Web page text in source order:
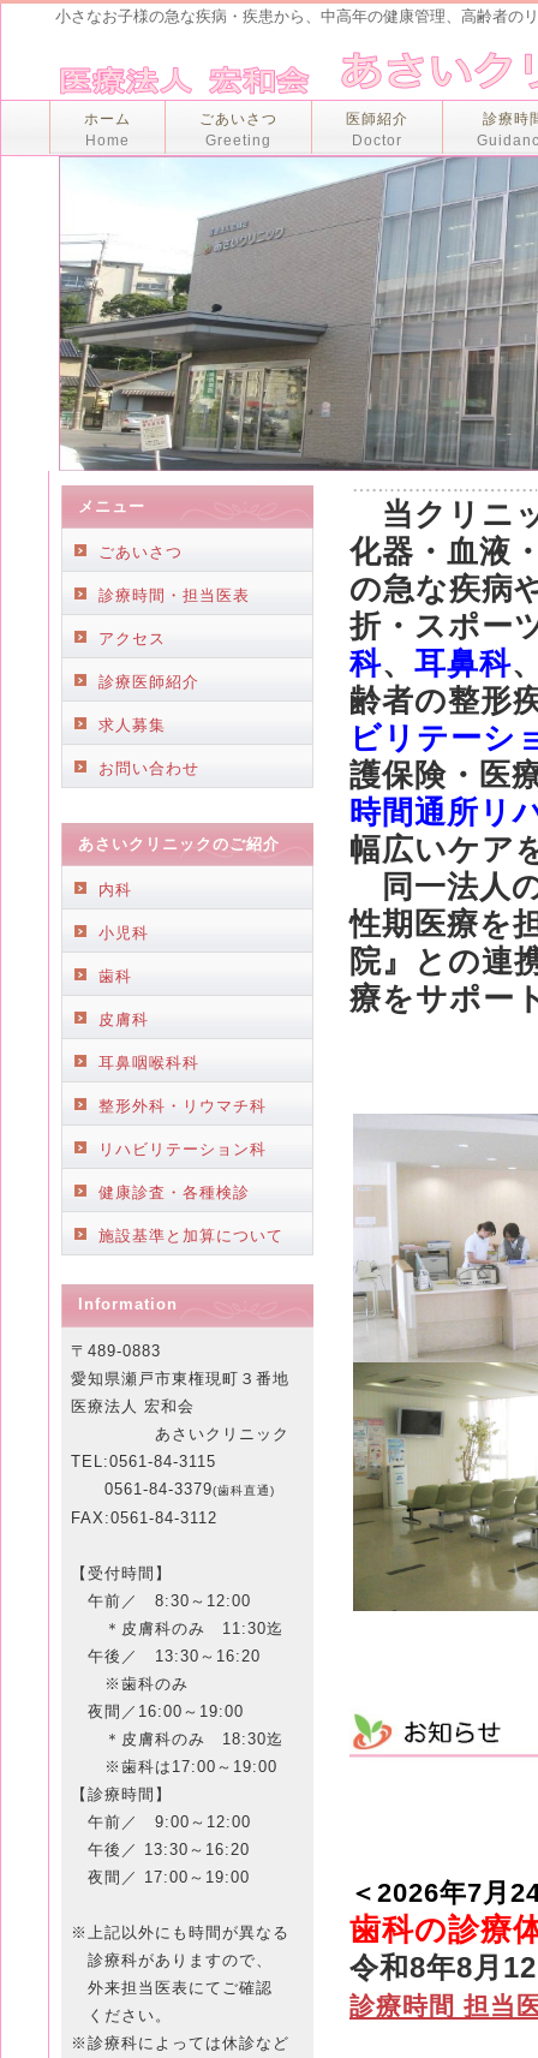
小さなお子様の急な疾病・疾患から、中高年の健康管理、高齢者の
ホーム
Home
ごあいさつ
Greeting
医師紹介
Doctor
診療時
当クリニ
化器・血液
の急な疾病
折・スポー
科、 耳鼻科
齢者の整形
ビリテーシ
護保険・医
時間通所リ
幅広いケア
同一法人
性期医療を
院』との連
療をサポー
＜2026年7月
歯科の診療
令和8年8月
診療時間 担当
メニュー
ごあいさつ
診療時間・担当医表
アクセス
診療医師紹介
求人募集
お問い合わせ
あさいクリニックのご紹介
内科
小児科
歯科
皮膚科
耳鼻咽喉科科
整形外科・リウマチ科
リハビリテーション科
健康診査・各種検診
施設基準と加算について
Information
〒489-0883
愛知県瀬戸市東権現町３番地
医療法人 宏和会
あさいクリニック
TEL:0561-84-3115
0561-84-3379(歯科直通)
FAX:0561-84-3112
【受付時間】
午前／ 8:30～12:00
＊皮膚科のみ 11:30迄
午後／ 13:30～16:20
※歯科のみ
夜間／16:00～19:00
＊皮膚科のみ 18:30迄
※歯科は17:00～19:00
【診療時間】
午前／ 9:00～12:00
午後／ 13:30～16:20
夜間／ 17:00～19:00
※上記以外にも時間が異なる
診療科がありますので、
外来担当医表にてご確認
ください。
※診療科によっては休診など